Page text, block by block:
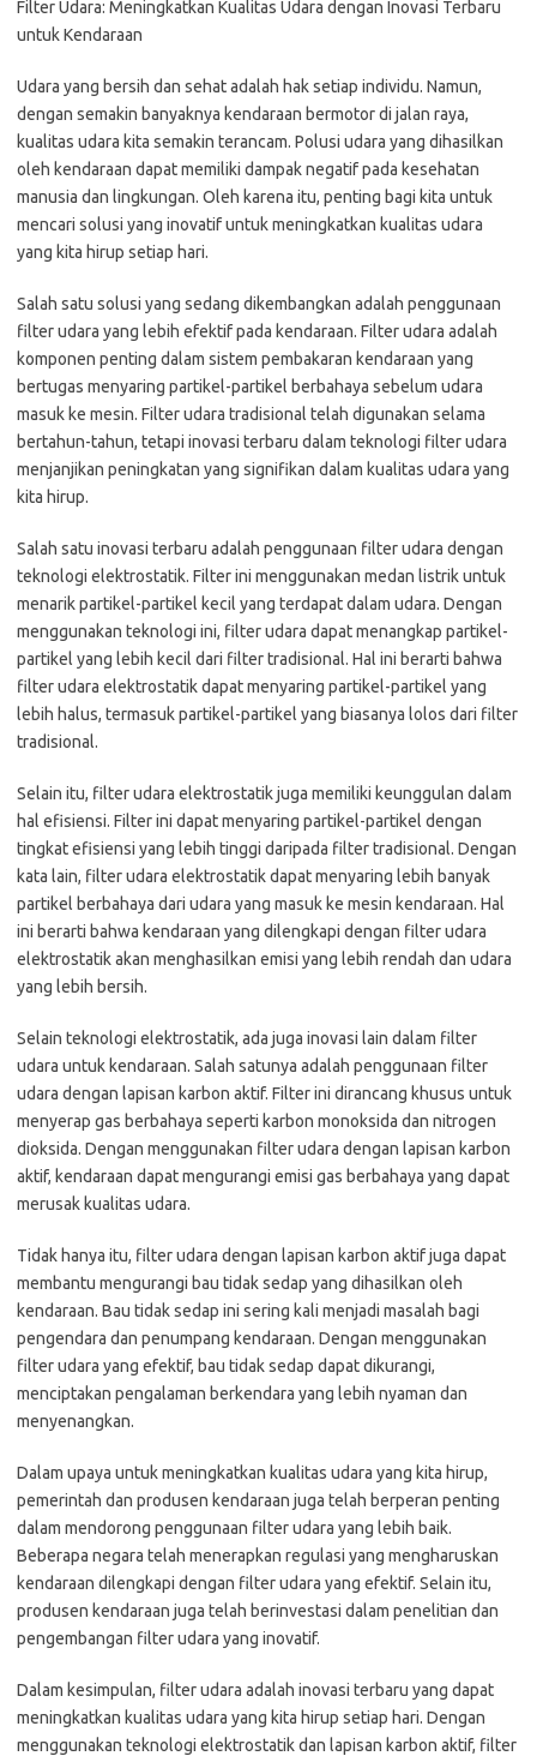
Filter Udara: Meningkatkan Kualitas Udara dengan Inovasi Terbaru
untuk Kendaraan
Udara yang bersih dan sehat adalah hak setiap individu. Namun,
dengan semakin banyaknya kendaraan bermotor di jalan raya,
kualitas udara kita semakin terancam. Polusi udara yang dihasilkan
oleh kendaraan dapat memiliki dampak negatif pada kesehatan
manusia dan lingkungan. Oleh karena itu, penting bagi kita untuk
mencari solusi yang inovatif untuk meningkatkan kualitas udara
yang kita hirup setiap hari.
Salah satu solusi yang sedang dikembangkan adalah penggunaan
filter udara yang lebih efektif pada kendaraan. Filter udara adalah
komponen penting dalam sistem pembakaran kendaraan yang
bertugas menyaring partikel-partikel berbahaya sebelum udara
masuk ke mesin. Filter udara tradisional telah digunakan selama
bertahun-tahun, tetapi inovasi terbaru dalam teknologi filter udara
menjanjikan peningkatan yang signifikan dalam kualitas udara yang
kita hirup.
Salah satu inovasi terbaru adalah penggunaan filter udara dengan
teknologi elektrostatik. Filter ini menggunakan medan listrik untuk
menarik partikel-partikel kecil yang terdapat dalam udara. Dengan
menggunakan teknologi ini, filter udara dapat menangkap partikel-
partikel yang lebih kecil dari filter tradisional. Hal ini berarti bahwa
filter udara elektrostatik dapat menyaring partikel-partikel yang
lebih halus, termasuk partikel-partikel yang biasanya lolos dari filter
tradisional.
Selain itu, filter udara elektrostatik juga memiliki keunggulan dalam
hal efisiensi. Filter ini dapat menyaring partikel-partikel dengan
tingkat efisiensi yang lebih tinggi daripada filter tradisional. Dengan
kata lain, filter udara elektrostatik dapat menyaring lebih banyak
partikel berbahaya dari udara yang masuk ke mesin kendaraan. Hal
ini berarti bahwa kendaraan yang dilengkapi dengan filter udara
elektrostatik akan menghasilkan emisi yang lebih rendah dan udara
yang lebih bersih.
Selain teknologi elektrostatik, ada juga inovasi lain dalam filter
udara untuk kendaraan. Salah satunya adalah penggunaan filter
udara dengan lapisan karbon aktif. Filter ini dirancang khusus untuk
menyerap gas berbahaya seperti karbon monoksida dan nitrogen
dioksida. Dengan menggunakan filter udara dengan lapisan karbon
aktif, kendaraan dapat mengurangi emisi gas berbahaya yang dapat
merusak kualitas udara.
Tidak hanya itu, filter udara dengan lapisan karbon aktif juga dapat
membantu mengurangi bau tidak sedap yang dihasilkan oleh
kendaraan. Bau tidak sedap ini sering kali menjadi masalah bagi
pengendara dan penumpang kendaraan. Dengan menggunakan
filter udara yang efektif, bau tidak sedap dapat dikurangi,
menciptakan pengalaman berkendara yang lebih nyaman dan
menyenangkan.
Dalam upaya untuk meningkatkan kualitas udara yang kita hirup,
pemerintah dan produsen kendaraan juga telah berperan penting
dalam mendorong penggunaan filter udara yang lebih baik.
Beberapa negara telah menerapkan regulasi yang mengharuskan
kendaraan dilengkapi dengan filter udara yang efektif. Selain itu,
produsen kendaraan juga telah berinvestasi dalam penelitian dan
pengembangan filter udara yang inovatif.
Dalam kesimpulan, filter udara adalah inovasi terbaru yang dapat
meningkatkan kualitas udara yang kita hirup setiap hari. Dengan
menggunakan teknologi elektrostatik dan lapisan karbon aktif, filter